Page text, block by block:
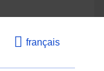
français